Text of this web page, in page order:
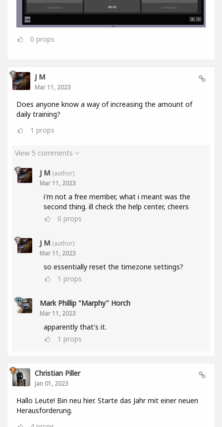
0 props
J M
Mar 11, 2023
Does anyone know a way of increasing the amount of
daily training?
1 props
View 5 comments
J M (author)
Mar 11, 2023
i'm not a free member, what i meant was the
second thing. ill check the help center, cheers
0 props
J M (author)
Mar 11, 2023
so essentially reset the timezone settings?
1 props
Mark Phillip "Marphy" Horch
Mar 11, 2023
apparently that's it.
1 props
Christian Piller
Jan 01, 2023
Hallo Leute! Bin neu hier. Starte das Jahr mit einer neuen
Herausforderung.